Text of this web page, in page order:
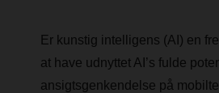
Er kunstig intelligens (AI) en
at have udnyttet AI’s fulde
ansigtsgenkendelse på